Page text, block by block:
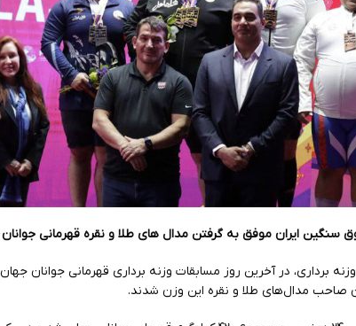
سنگین ایران موفق به گرفتن مدال های طلا و نقره قهرمانی
صاحب مدال‌های طلا و نقره این وزن شدند.